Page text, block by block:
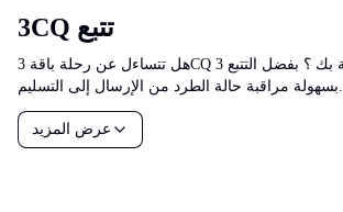
3CQ تتبع
هل تتساءل عن رحلة باقة 3CQ الخاصة بك ؟ بفضل التتبع 3CQ ، يمكنك
بسهولة مراقبة حالة الطرد من الإرسال إلى التسليم.
عرض المزيد